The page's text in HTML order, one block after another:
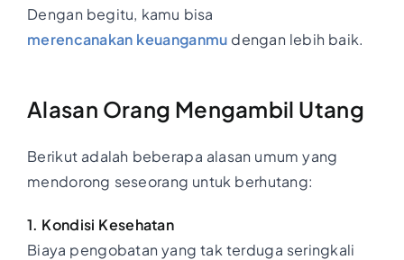
Dengan begitu, kamu bisa
merencanakan keuanganmu dengan lebih baik.
Alasan Orang Mengambil Utang
Berikut adalah beberapa alasan umum yang
mendorong seseorang untuk berhutang:
1. Kondisi Kesehatan
Biaya pengobatan yang tak terduga seringkali